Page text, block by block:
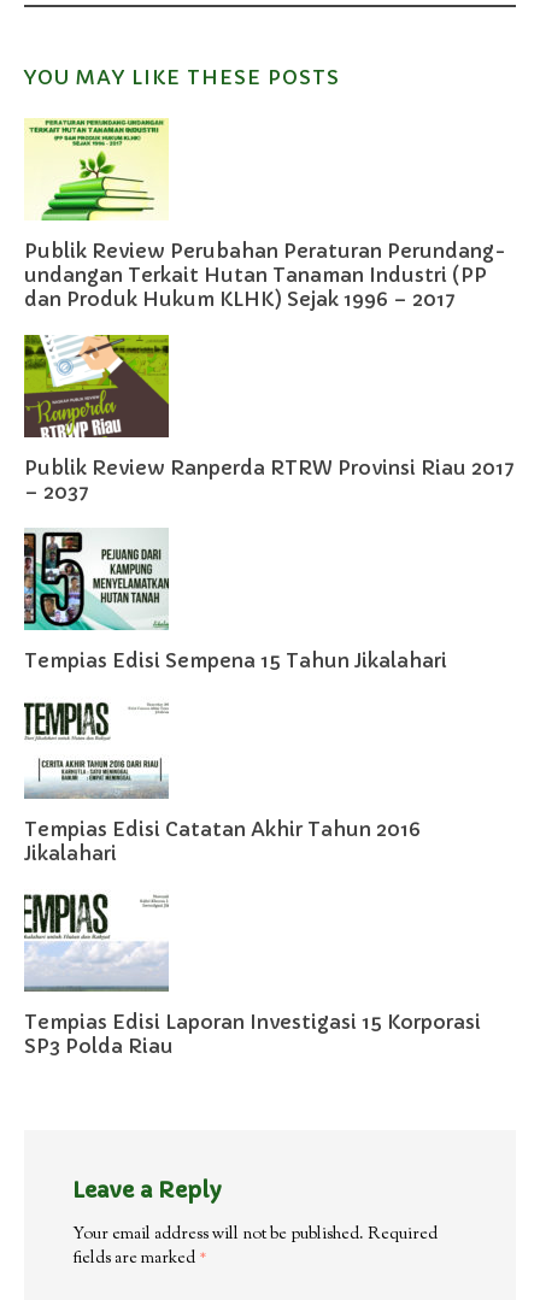
YOU MAY LIKE THESE POSTS
Publik Review Perubahan Peraturan Perundang-
undangan Terkait Hutan Tanaman Industri (PP
dan Produk Hukum KLHK) Sejak 1996 – 2017
Publik Review Ranperda RTRW Provinsi Riau 2017
– 2037
Tempias Edisi Sempena 15 Tahun Jikalahari
Tempias Edisi Catatan Akhir Tahun 2016
Jikalahari
Tempias Edisi Laporan Investigasi 15 Korporasi
SP3 Polda Riau
Leave a Reply
Your email address will not be published. Required
fields are marked *